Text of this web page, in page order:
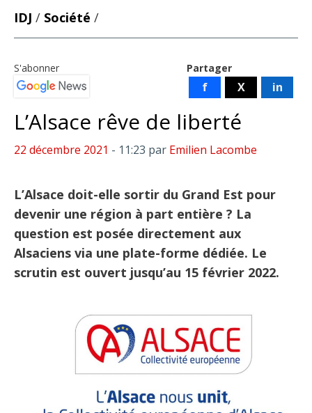
IDJ / Société /
Partager
f X in
S'abonner
L’Alsace rêve de liberté
22 décembre 2021 - 11:23 par Emilien Lacombe
L’Alsace doit-elle sortir du Grand Est pour
devenir une région à part entière ? La
question est posée directement aux
Alsaciens via une plate-forme dédiée. Le
scrutin est ouvert jusqu’au 15 février 2022.